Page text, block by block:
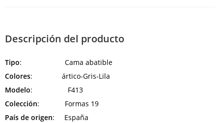
Descripción del producto
Tipo: Cama abatible
Colores: ártico-Gris-Lila
Modelo: F413
Colección: Formas 19
País de origen: España